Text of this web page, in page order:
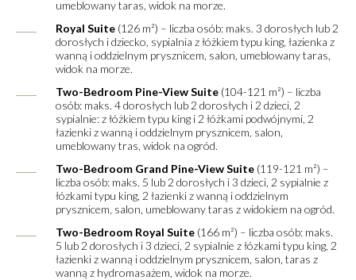
umeblowany taras, widok na morze.
Royal Suite (126 m²) – liczba osób: maks. 3 dorosłych lub 2
dorosłych i dziecko, sypialnia z łóżkiem typu king, łazienka z
wanną i oddzielnym prysznicem, salon, umeblowany taras,
widok na morze.
Two-Bedroom Pine-View Suite (104-121 m²) – liczba
osób: maks. 4 dorosłych lub 2 dorosłych i 2 dzieci, 2
sypialnie: z łóżkiem typu king i 2 łóżkami podwójnymi, 2
łazienki z wanną i oddzielnym prysznicem, salon,
umeblowany tras, widok na ogród.
Two-Bedroom Grand Pine-View Suite (119-121 m²) –
liczba osób: maks. 5 lub 2 dorosłych i 3 dzieci, 2 sypialnie z
łózkami typu king, 2 łazienki z wanną i oddzielnym
prysznicem, salon, umeblowany taras z widokiem na ogród.
Two-Bedroom Royal Suite (166 m²) – liczba osób: maks.
5 lub 2 dorosłych i 3 dzieci, 2 sypialnie z łózkami typu king, 2
łazienki z wanną i oddzielnym prysznicem, salon, taras z
wanną z hydromasażem, widok na morze.